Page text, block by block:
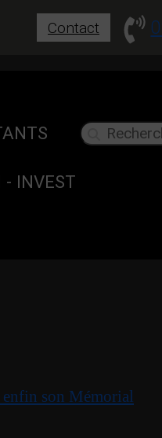
Contact
- INVEST
enfin son Mémorial